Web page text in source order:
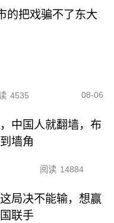
的把戏骗不了东大
4535 08-06
中国人就翻墙，布
墙角
阅读 14884
局决不能输，想赢
联手